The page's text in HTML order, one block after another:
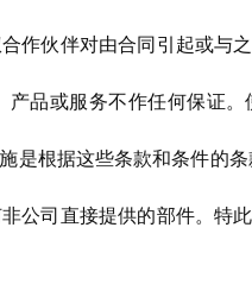
作伙伴对由合同引起或与
品或服务不作任何保证
是根据这些条款和条件的
公司直接提供的部件。特